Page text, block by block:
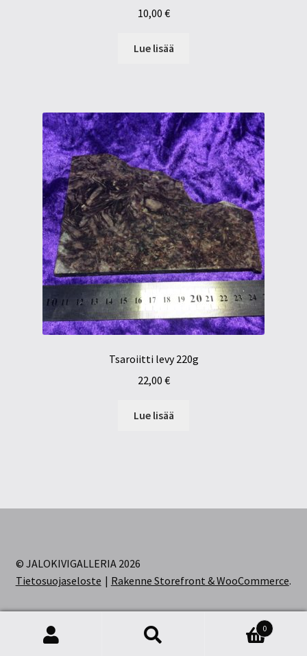
10,00 €
Lue lisää
Tsaroiitti levy 220g
22,00 €
Lue lisää
© JALOKIVIGALLERIA 2026
Tietosuojaseloste
Rakenne Storefront & WooCommerce.
0